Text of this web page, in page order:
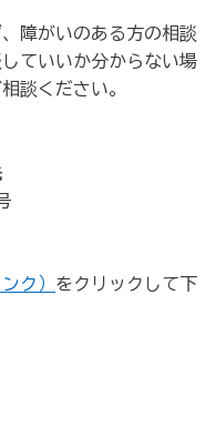
障がいのある方の相談
ていいか分からない場
談ください。
ク） をクリックして下